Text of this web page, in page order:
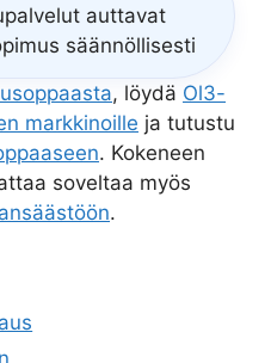
auttavat
säännöllisesti
, löydä Ol3-
markkinoille ja tutustu
. Kokeneen
soveltaa myös
.